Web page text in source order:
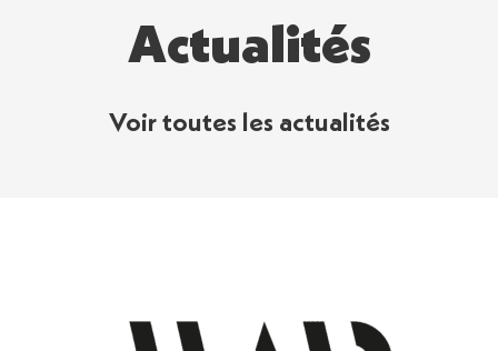
Actualités
Voir toutes les actualités